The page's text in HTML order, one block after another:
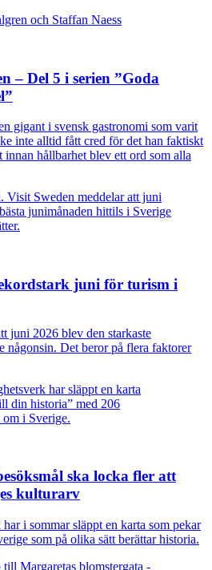
– Del 5 i serien ”Goda
gigant i svensk gastronomi som varit
inte alltid fått cred för det han faktiskt
innan hållbarhet blev ett ord som alla
juni för turism i
juni 2026 blev den starkaste
någonsin. Det beror på flera faktorer
ska locka fler att
kulturarv
har i sommar släppt en karta som pekar
som på olika sätt berättar historia.